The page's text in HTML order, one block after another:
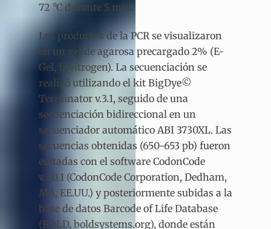
72 °C durante 5 min.
Los productos de la PCR se visualizaron
en un gel de agarosa precargado 2% (E-
Gel, Invitrogen). La secuenciación se
realizó utilizando el kit BigDye©
Terminator v.3.1, seguido de una
secuenciación bidireccional en un
secuenciador automático ABI 3730XL. Las
secuencias obtenidas (650-653 pb) fueron
editadas con el software CodonCode
v.3.0.1 (CodonCode Corporation, Dedham,
MA, EE.UU.) y posteriormente subidas a la
base de datos Barcode of Life Database
(BOLD, boldsystems.org), donde están